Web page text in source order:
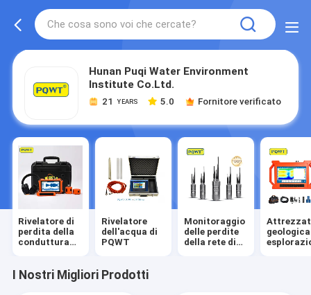
Hunan Puqi Water Environment
Institute Co.Ltd.
21 YEARS 5.0 Fornitore verificato
Rivelatore di
perdita della
conduttura
Rivelatore
dell'acqua di
PQWT
Monitoraggio
delle perdite
della rete di
I Nostri Migliori Prodotti